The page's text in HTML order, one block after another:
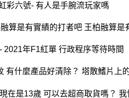
彩六號- 有人是手腕流玩家嗎
算是有實績的打者吧 王柏融算是
2021年F1紅單 行政程序等待時間
有什麼產品好清除？ 塔散鰭片上